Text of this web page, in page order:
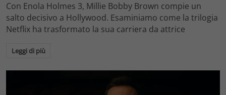
Con Enola Holmes 3, Millie Bobby Brown compie un
salto decisivo a Hollywood. Esaminiamo come la trilogia
Netflix ha trasformato la sua carriera da attrice
Leggi di più